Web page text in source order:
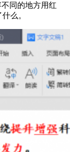
同的地方用红
么。